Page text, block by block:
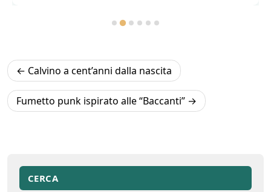
Navigazione
articoli
Calvino a cent’anni dalla nascita
Fumetto punk ispirato alle “Baccanti”
CERCA